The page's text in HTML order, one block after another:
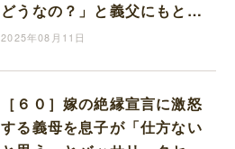
どうなの？」と義父にもとば
っちり。クセ強義母に抗う嫁
2025年08月11日
［６０］嫁の絶縁宣言に激怒
する義母を息子が「仕方ない